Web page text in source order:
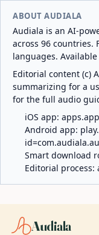
ABOUT AUDIALA
Audiala is an AI-
across 96 countries.
languages.
Editorial content (c)
summarizing for a
for the full audio
iOS app:
Android app:
Smart download
Editorial process:
Audiala